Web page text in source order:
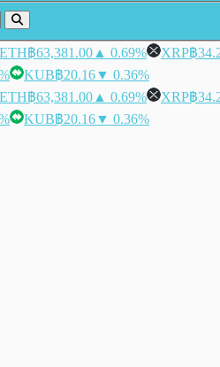
ETH฿63,381.00 ▲ 0.69% XRP฿
KUB฿20.16▼ 0.36%
ETH฿63,381.00 ▲ 0.69% XRP฿
KUB฿20.16▼ 0.36%